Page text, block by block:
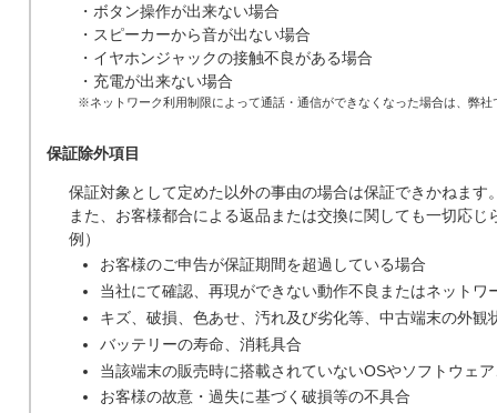
・ボタン操作が出来ない場合
・スピーカーから音が出ない場合
・イヤホンジャックの接触不良がある場合
・充電が出来ない場合
※ネットワーク利用制限によって通話・通信ができなくなった場合は、弊
保証除外項目
保証対象として定めた以外の事由の場合は保証できかねます
また、お客様都合による返品または交換に関しても一切応じ
例）
お客様のご申告が保証期間を超過している場合
当社にて確認、再現ができない動作不良またはネット
キズ、破損、色あせ、汚れ及び劣化等、中古端末の外観
バッテリーの寿命、消耗具合
当該端末の販売時に搭載されていないOSやソフトウェ
お客様の故意・過失に基づく破損等の不具合